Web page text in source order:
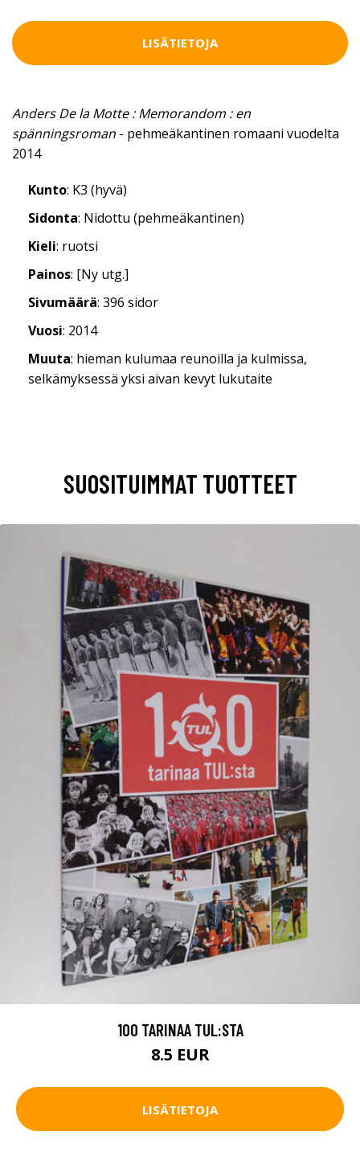
LISÄTIETOJA
Anders De la Motte : Memorandom : en
spänningsroman - pehmeäkantinen romaani vuodelta
2014
Kunto: K3 (hyvä)
Sidonta: Nidottu (pehmeäkantinen)
Kieli: ruotsi
Painos: [Ny utg.]
Sivumäärä: 396 sidor
Vuosi: 2014
Muuta: hieman kulumaa reunoilla ja kulmissa,
selkämyksessä yksi aivan kevyt lukutaite
SUOSITUIMMAT TUOTTEET
100 TARINAA TUL:STA
8.5 EUR
LISÄTIETOJA